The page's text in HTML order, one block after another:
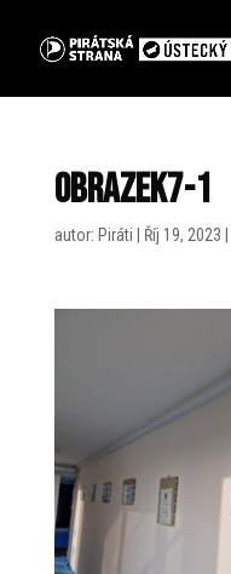
Obrazek7-1
autor: Piráti Říj 19, 2023